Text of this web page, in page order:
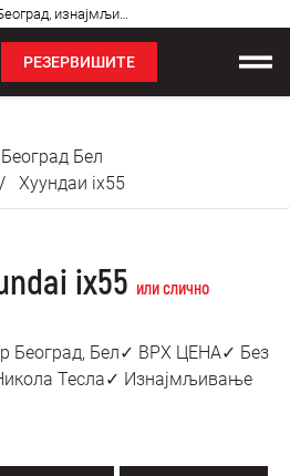
Хyундаи ix55, рент а кар Београд, изнајмљивање аута: Бел✓
питања
РЕЗЕРВИШИТЕ
Бел
Хyундаи ix55
ix55 или слично
Београд, Бел✓ ВРХ ЦЕНА✓ Без
Тесла✓ Изнајмљивање